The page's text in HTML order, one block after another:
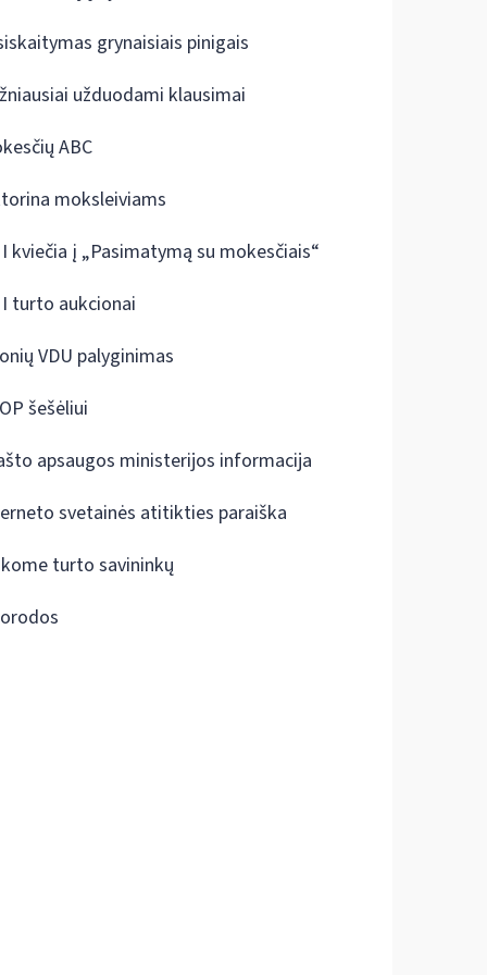
grynaisiais pinigais
užduodami klausimai
ABC
moksleiviams
kviečia į „Pasimatymą su mokesčiais“
turto aukcionai
VDU palyginimas
šešėliui
apsaugos ministerijos informacija
svetainės atitikties paraiška
turto savininkų